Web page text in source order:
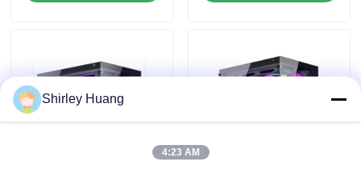
Solicite um orçamento
Teclado e rato prendidos de computador
Shirley Huang
4:23 AM